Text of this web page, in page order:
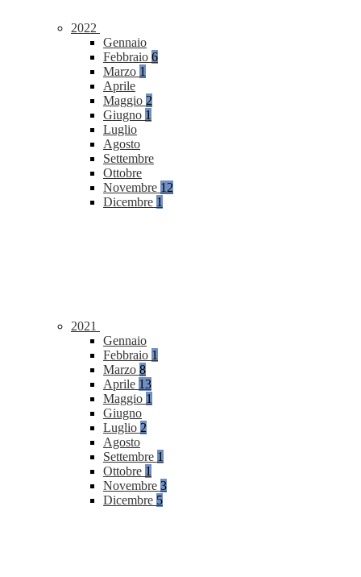
2022
Gennaio
Febbraio 6
Marzo 1
Aprile
Maggio 2
Giugno 1
Luglio
Agosto
Settembre
Ottobre
Novembre 12
Dicembre 1
2021
Gennaio
Febbraio 1
Marzo 8
Aprile 13
Maggio 1
Giugno
Luglio 2
Agosto
Settembre 1
Ottobre 1
Novembre 3
Dicembre 5